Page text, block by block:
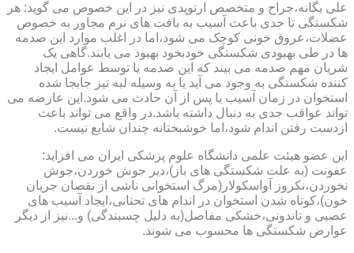
علی یگانه،جراح و متخصص ارتوپدی نیز در این خصوص می گوید: هر
شکستگی تا حدی باعث آسیب به بافت های نرم مجاور به خصوص
عضلات،عروق خونی کوچک می شود،اما در اغلب موارد این صدمه
ها در طی بهبودی شکستگی خودبخود بهبود می یابند.گاهی یک
شریان مهم صدمه می بیند که این صدمه یا توسط عوامل ایجاد
کننده شکستگی به وجود می آید یا به وسیله لبه تیز جابجا شده
استخوان در زمان آسیب یا پس از آن حادث می شود.این عارضه می
تواند عواقب جدی به دنبال داشته باشد.در واقع می تواند باعث
ازدست رفتن اندام شود،اما خوشبختانه چندان شایع نیست.
این عضو هیئت علمی دانشگاه علوم پزشکی ایران می افزاید:
عفونت (به علت شکستگی های باز)،دیر جوش خوردن،جوش
نخوردن،نکروز آواسکولار(مرگ استخوانی ناشی از نقصان جریان
خون)،کوتاه شدن استخوان در اندام های تحتانی،ایجاد آسیب های
عصبی و تاندونی،خشکی مفاصل(به دلیل چسبندگی) و...نیز از دیگر
عوارض شکستگی ها محسوب می شوند.